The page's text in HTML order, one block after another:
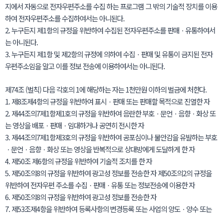
지에서 자동으로 전자우편주소를 수집 하는 프로그램 그 밖의 기술적 장치를 이용
하여 전자우편주소를 수집하여서는 아니된다.
2. 누구든지 제1항의 규정을 위반하여 수집된 전자우편주소를 판매ㆍ유통하여서
는 아니된다.
3. 누구든지 제1항 및 제2항의 규정에 의하여 수집ㆍ판매 및 유통이 금지된 전자
우편주소임을 알고 이를 정보 전송에 이용하여서는 아니된다.
제74조 (벌칙) 다음 각호의 1에 해당하는 자는 1천만원 이하의 벌금에 처한다.
1. 제8조제4항의 규정을 위반하여 표시ㆍ판매 또는 판매할 목적으로 진열한 자
2. 제44조의7제1항제1호의 규정을 위반하여 음란한 부호ㆍ문언ㆍ음향ㆍ화상 또
는 영상을 배포ㆍ판매ㆍ임대하거나 공연히 전시한 자
3. 제44조의7제1항제3호의 규정을 위반하여 공포심이나 불안감을 유발하는 부호
ㆍ문언ㆍ음향ㆍ화상 또는 영상을 반복적으로 상대방에게 도달하게 한 자
4. 제50조 제6항의 규정을 위반하여 기술적 조치를 한 자
5. 제50조의8의 규정을 위반하여 광고성 정보를 전송한 자 제50조의2의 규정을
위반하여 전자우편 주소를 수집ㆍ판매ㆍ유통 또는 정보전송에 이용한 자
6. 제50조의8의 규정을 위반하여 광고성 정보를 전송한 자
7. 제53조제4항을 위반하여 등록사항의 변경등록 또는 사업의 양도ㆍ양수 또는